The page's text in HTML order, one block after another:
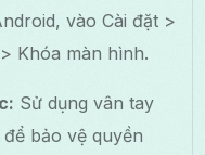
vào Cài đặt >
Khóa màn hình.
Sử dụng vân tay
bảo vệ quyền